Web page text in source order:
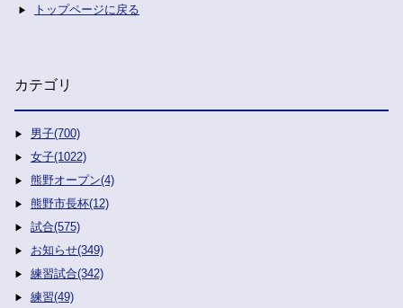
トップページに戻る
カテゴリ
男子(700)
女子(1022)
熊野オープン(4)
熊野市長杯(12)
試合(575)
お知らせ(349)
練習試合(342)
練習(49)